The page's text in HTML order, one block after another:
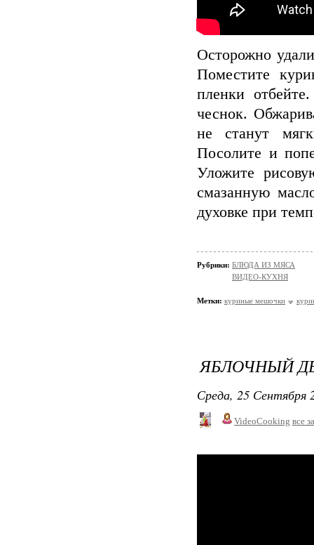
Осторожно
Поместите
пленки
чеснок.
не станут
Посолите и
Уложите
смазанную
духовке при
Рубрики: БЛЮДА ИЗ МЯСА
ВИДЕО-КУХНЯ
Метки: куриные мешочки
ЯБЛОЧНЫЙ
Среда, 25 Сентября
VideoCooking все